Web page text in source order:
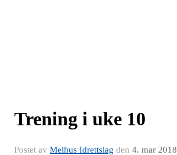
Trening i uke 10
Postet av Melhus Idrettslag den 4. mar 2018